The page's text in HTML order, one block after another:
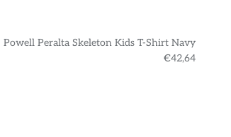
Powell Peralta Skeleton Kids T-Shirt Navy
€42,64